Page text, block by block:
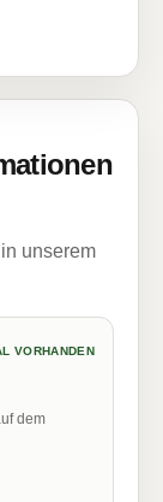
unserem
VORHANDEN
dem